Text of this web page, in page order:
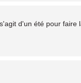
d'un été pour faire